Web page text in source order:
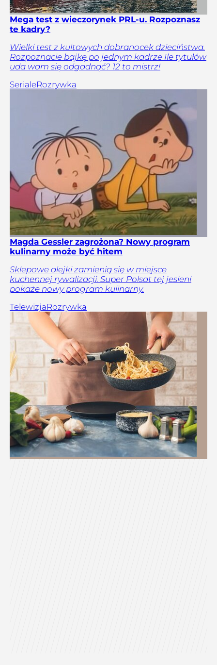
Mega test z wieczorynek PRL-u. Rozpoznasz
te kadry?
Wielki test z kultowych dobranocek dzieciństwa.
Rozpoznacie bajkę po jednym kadrze Ile tytułów
uda wam się odgadnąć? 12 to mistrz!
SerialeRozrywka
Magda Gessler zagrożona? Nowy program
kulinarny może być hitem
Sklepowe alejki zamienią się w miejsce
kuchennej rywalizacji. Super Polsat tej jesieni
pokaże nowy program kulinarny.
TelewizjaRozrywka